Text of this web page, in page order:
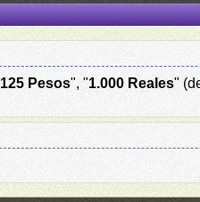
125 Pesos", "1.000 Reales"